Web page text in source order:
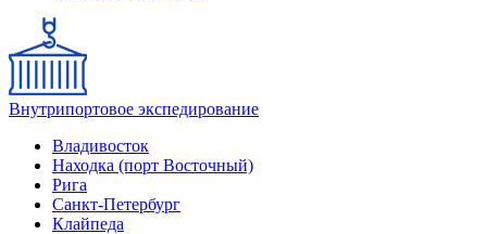
Внутрипортовое экспедирование
Владивосток
Находка (порт Восточный)
Рига
Санкт-Петербург
Клайпеда